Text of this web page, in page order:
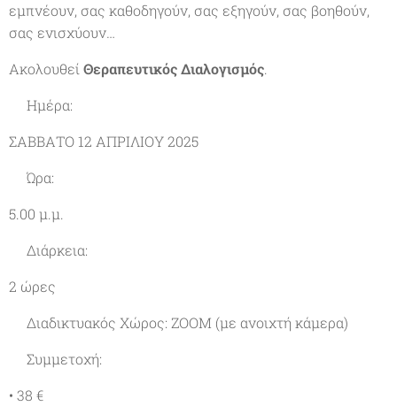
εμπνέουν, σας καθοδηγούν, σας εξηγούν, σας βοηθούν,
σας ενισχύουν…
ΑκολουθείΘεραπευτικός Διαλογισμός.
✔Ημέρα:
ΣΑΒΒΑΤΟ 12 ΑΠΡΙΛΙΟΥ 2025
✔Ώρα:
5.00 μ.μ.
✔Διάρκεια:
2 ώρες
✔Διαδικτυακός Χώρος: ΖΟΟΜ (με ανοιχτή κάμερα)
✔Συμμετοχή:
• 38 €